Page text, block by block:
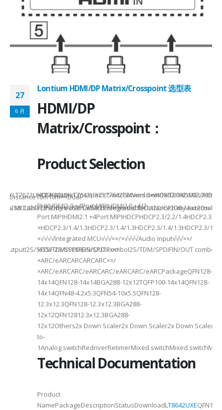
MCUI2C/GPIOBy external MCUIntegrated MCUI2C/GPIOBy external
SPDIFI2S/SPDIFI2S/SPDIF××/
CableEthernet/USB CableEthernet CableDistance20m Max20m
27
6 月
Lontium HDMI/DP Matrix/Crosspoint 选型表
HDMI/DP
Matrix/Crosspoint：
Product Selection
HDMI MatrixCrosspoint SwitchMixed
PHYHDMI2.0 +4Port MIPIHDMI2.0 +4/2-
Port MIPIHDMI2.1 +4Port MIPIHDCPHDCP2.3/2.2/1.4HDCP2.3/
×HDCP2.3/1.4/1.3HDCP2.3/1.4/1.3HDCP2.3/1.4/1.3HDCP2.3/1.4/
×√√√√Integrated MCU√√√××/×√√√√Audio Input√√√××/
×I2S/TDM/SPDIFIN/OUT comboI2S/TDM/SPDIFIN/OUT
×ARC/eARCARCARCARC××/
×ARC/eARCARC/eARCARC/eARCARC/eARCPackageQFN128-
14x14QFN128-14x14BGA288-12x12TQFP100-14x14QFN128-
14x14QFN48-4.2x5.3QFN54-10x5.5QFN128-
12.3x12.3QFN128-12.3x12.3BGA288-
12x12QFN12812.3x12.3BGA288-
12x12Others2x Down Scaler2x Down Scaler2x Down Scaler//
to-
1Analog switchRedriverRetimerMixed switchMixed
Technical Documentation
Product
NamePackageDescriptionStatusDownloadLT8642UXEQFN128-